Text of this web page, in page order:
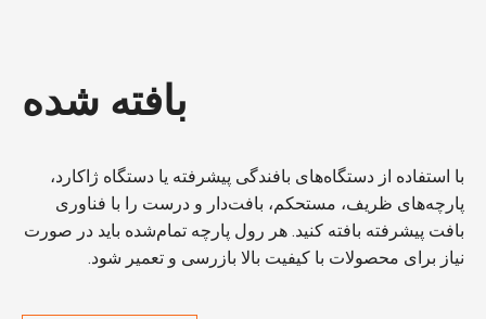
بافته شده
با استفاده از دستگاه‌های بافندگی پیشرفته یا دستگاه ژاکارد،
پارچه‌های ظریف، مستحکم، بافت‌دار و درست را با فناوری
بافت پیشرفته بافته کنید. هر رول پارچه تمام‌شده باید در صورت
نیاز برای محصولات با کیفیت بالا بازرسی و تعمیر شود.